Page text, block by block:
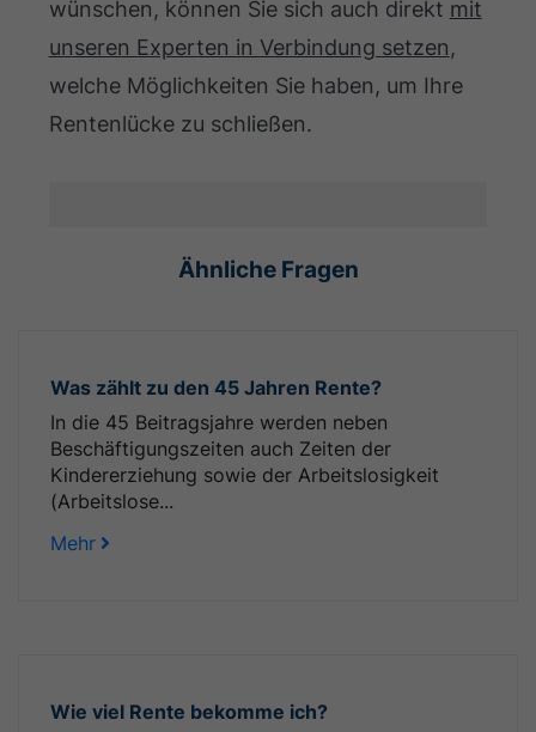
wünschen, können Sie sich auch direkt mit
unseren Experten in Verbindung setzen,
welche Möglichkeiten Sie haben, um Ihre
Rentenlücke zu schließen.
Ähnliche Fragen
Was zählt zu den 45 Jahren Rente?
In die 45 Beitragsjahre werden neben
Beschäftigungszeiten auch Zeiten der
Kindererziehung sowie der Arbeitslosigkeit
(Arbeitslose...
Mehr
Wie viel Rente bekomme ich?